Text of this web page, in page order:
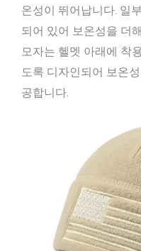
온성이 뛰어납니다. 일
되어 있어 보온성을 더
모자는 헬멧 아래에 착
도록 디자인되어 보온
공합니다.